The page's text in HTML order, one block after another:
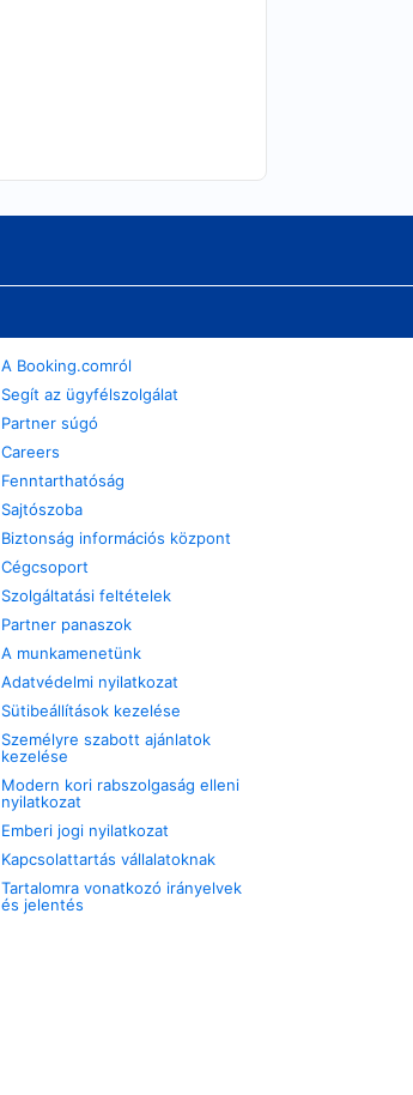
A Booking.comról
Segít az ügyfélszolgálat
Partner súgó
Careers
Fenntarthatóság
Sajtószoba
Biztonság információs központ
Cégcsoport
Szolgáltatási feltételek
Partner panaszok
A munkamenetünk
Adatvédelmi nyilatkozat
Sütibeállítások kezelése
Személyre szabott ajánlatok
kezelése
Modern kori rabszolgaság elleni
nyilatkozat
Emberi jogi nyilatkozat
Kapcsolattartás vállalatoknak
Tartalomra vonatkozó irányelvek
és jelentés